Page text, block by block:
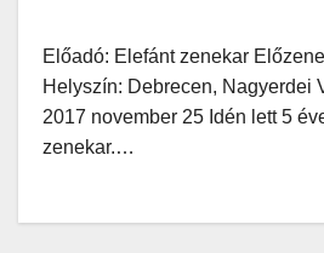
Előadó: Elefánt zenekar
Helyszín: Debrecen, Nagyerdei
2017 november 25 Idén lett 5
zenekar.…